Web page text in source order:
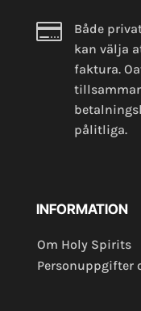

Både
kan välja
faktura.
pålitliga.
INFORMATION
Om Holy Spirits
Personuppgifter